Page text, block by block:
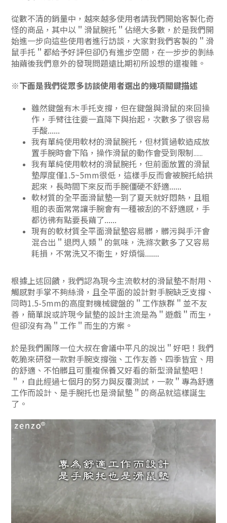
從數不清的銷量中，越來越多使用者請我們開始客製化奇
怪的商品，其中以＂滑鼠腕托＂佔絕大多數，於是我們開
始進一步向這些使用者進行訪談，大家對我們客製的＂滑
鼠手托＂都給予好評但卻仍有進步空間，在一步步的剝絲
抽繭後我們意外的發現問題遠比期初所設想的還複雜。
※下面是我們從眾多訪談使用者選出的幾項關鍵描述
雖然鍵盤有木手托支撐，但在鍵盤與滑鼠的來回操
作，手臂往往要一直降下與抬起，次數多了很容易
手酸......
我有單純使用軟材的滑鼠腕托，但材質過軟造成放
置手腕時會下陷，操作滑鼠的動作會受到限制......
我有單純使用軟材的滑鼠腕托，但前面放置的滑鼠
墊厚度僅1.5~5mm很低，這樣手反而會被腕托給拱
起來，長時間下來反而手腕僵硬不舒適......
軟材質的全平面滑鼠墊一到了夏天就好悶熱，且粗
粗的表面常常讓手腕會有一種被刮的不舒適感，手
都彷彿有點要長繭了......
現有的軟材質全平面滑鼠墊容易髒，髒污與手汗會
混合出＂退閃人類＂的氣味，洗滌次數多了又容易
耗損，不常洗又不衛生，好煩惱.......
根據上述回饋，我們認為現今主流軟材的滑鼠墊不耐用、
觸感對手掌不夠絲滑，且全平面的設計對手腕缺乏支撐、
同時1.5-5mm的高度對機械鍵盤的＂工作族群＂並不友
善，簡單說或許現今鼠墊的設計主流是為＂遊戲＂而生，
但卻沒有為＂工作＂而生的方案。
於是我們團隊一位大叔在會議中平凡的說出＂好吧！我們
乾脆來研發一款對手腕支撐強、工作友善、四季皆宜、用
的舒適、不怕髒且可重複保養又好看的新型滑鼠墊吧！
＂，自此經過七個月的努力與反覆測試，一款＂專為舒適
工作而設計、是手腕托也是滑鼠墊＂的商品就這樣誕生
了。